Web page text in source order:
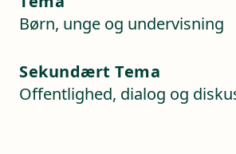
Børn, unge og undervisning
Sekundært Tema
Offentlighed, dialog og